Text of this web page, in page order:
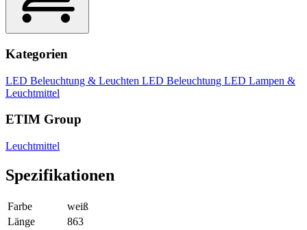
Kategorien
LED Beleuchtung & Leuchten LED Beleuchtung LED Lampen &
Leuchtmittel
ETIM Group
Leuchtmittel
Spezifikationen
Farbe
weiß
Länge
863